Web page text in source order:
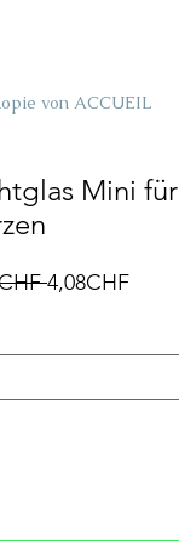
von ACCUEIL
Mini für
Prix
4,08CHFPrix